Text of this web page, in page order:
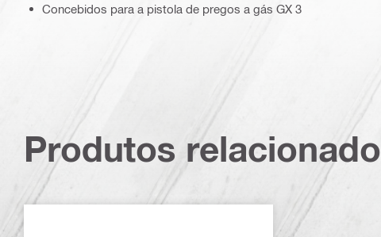
Concebidos para a pistola de pregos a gás GX 3
Produtos